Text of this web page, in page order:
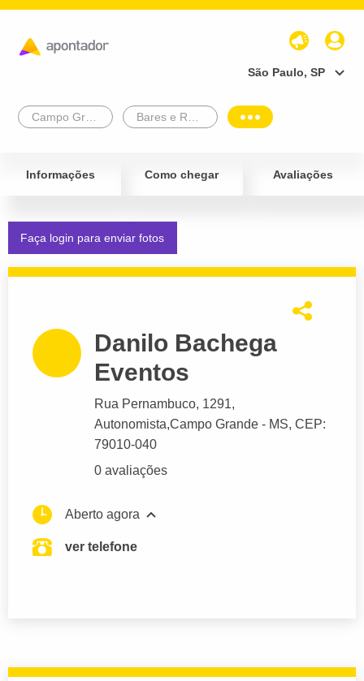
São Paulo, SP
Informações Como chegar Avaliações
Faça login para enviar fotos
Danilo Bachega
Eventos
Rua Pernambuco, 1291,
Autonomista,Campo Grande - MS, CEP:
79010-040
0 avaliações
Aberto agora
ver telefone